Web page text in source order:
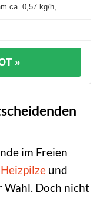
ca. 0,57 kg/h, ...
»
im Freien
Heizpilze und
Wahl. Doch nicht